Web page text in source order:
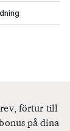
förtur till
på dina